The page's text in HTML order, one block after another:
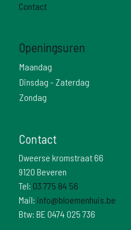
Contact
Openingsuren
Maandag
Dinsdag - Zaterdag
Zondag
Contact
Dweerse kromstraat 66
9120 Beveren
Tel: 03 775 84 56
Mail: info@bloemenhuis.be
Btw: BE 0474 025 736